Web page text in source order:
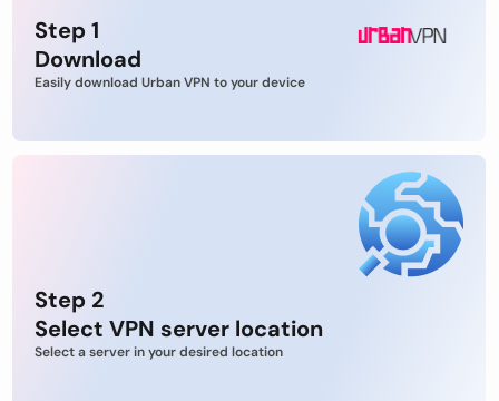
Step 1
Download
Easily download Urban VPN to your device
Step 2
Select VPN server location
Select a server in your desired location